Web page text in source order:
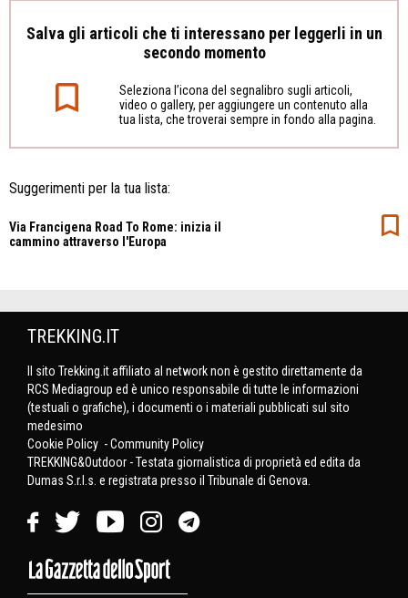
Salva gli articoli che ti interessano per leggerli in un
secondo momento
Seleziona l’icona del segnalibro sugli articoli,
video o gallery, per aggiungere un contenuto alla
tua lista, che troverai sempre in fondo alla pagina.
Suggerimenti per la tua lista:
Via Francigena Road To Rome: inizia il
cammino attraverso l'Europa
TREKKING.IT
Il sito Trekking.it affiliato al network non è gestito direttamente da
RCS Mediagroup ed è unico responsabile di tutte le informazioni
(testuali o grafiche), i documenti o i materiali pubblicati sul sito
medesimo
Cookie Policy -Community Policy
TREKKING&Outdoor - Testata giornalistica di proprietà ed edita da
Dumas S.r.l.s. e registrata presso il Tribunale di Genova.